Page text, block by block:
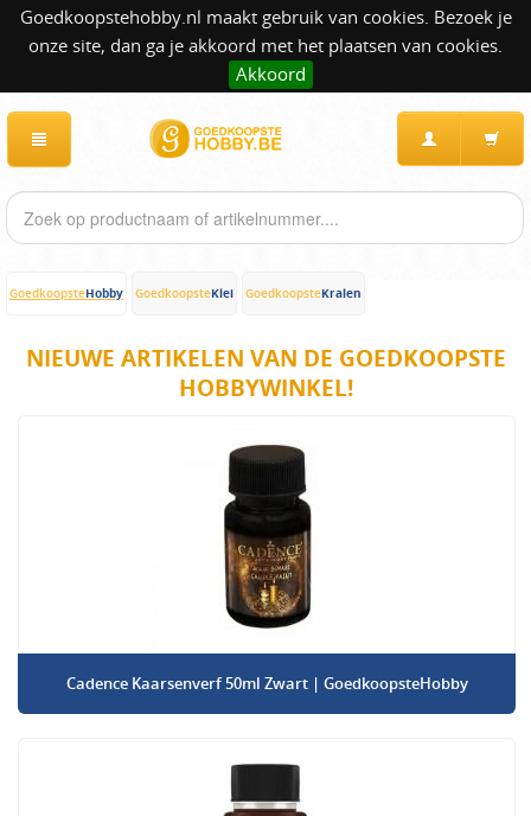
Goedkoopstehobby.nl maakt gebruik van cookies. Bezoek je
onze site, dan ga je akkoord met het plaatsen van cookies.
Akkoord
GoedkoopsteHobby GoedkoopsteKlei GoedkoopsteKralen
NIEUWE ARTIKELEN VAN DE GOEDKOOPSTE
HOBBYWINKEL!
Cadence Kaarsenverf 50ml Zwart | GoedkoopsteHobby